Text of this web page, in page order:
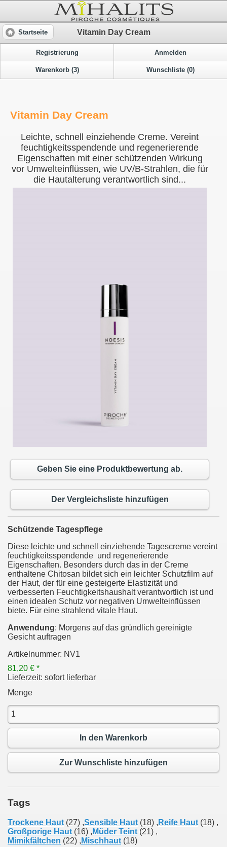
Startseite Vitamin Day Cream
Registrierung Anmelden
Warenkorb (3) Wunschliste (0)
Vitamin Day Cream
Leichte, schnell einziehende Creme. Vereint
feuchtigkeitsspendende und regenerierende
Eigenschaften mit einer schützenden Wirkung
vor Umwelteinflüssen, wie UV/B-Strahlen, die für
die Hautalterung verantwortlich sind...
Geben Sie eine Produktbewertung ab.
Der Vergleichsliste hinzufügen
Schützende Tagespflege
Diese leichte und schnell einziehende Tagescreme vereint
feuchtigkeitsspendende und regenerierende
Eigenschaften. Besonders durch das in der Creme
enthaltene Chitosan bildet sich ein leichter Schutzfilm auf
der Haut, der für eine gesteigerte Elastizität und
verbesserten Feuchtigkeitshaushalt verantwortlich ist und
einen idealen Schutz vor negativen Umwelteinflüssen
biete. Für eine strahlend vitale Haut.
Anwendung: Morgens auf das gründlich gereinigte
Gesicht auftragen
Artikelnummer: NV1
81,20 € *
Lieferzeit: sofort lieferbar
Menge
In den Warenkorb
Zur Wunschliste hinzufügen
Tags
Trockene Haut (27) ,Sensible Haut (18) , Reife Haut (18) ,
Großporige Haut (16) , Müder Teint (21) ,
Mimikfältchen (22) , Mischhaut (18)